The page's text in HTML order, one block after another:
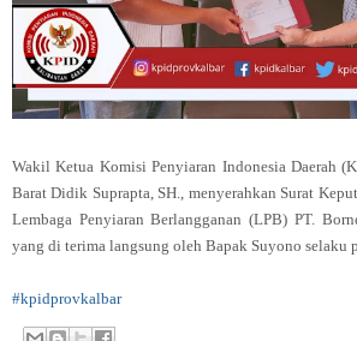
Wakil Ketua Komisi Penyiaran Indonesia Daerah
Barat Didik Suprapta, SH., menyerahkan Surat
Lembaga Penyiaran Berlangganan (LPB) PT.
yang di terima langsung oleh Bapak Suyono selaku
#kpidprovkalbar